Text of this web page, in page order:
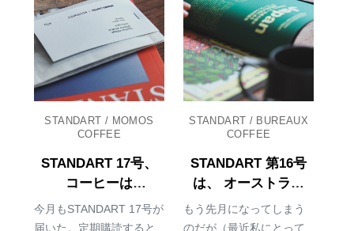
STANDART / MOMOS
COFFEE
STANDART 17号、
コーヒーは
『MOMOS
COFFEE』。最高で
今月もSTANDART 17号が
届いた。定期購読すると
STANDART / BUREAUX
COFFEE
STANDART 第16号
は、 オーストラリ
ア『Bureaux
Coffee』のコーヒー
もう先月になってしまう
のだが（最近私にとって